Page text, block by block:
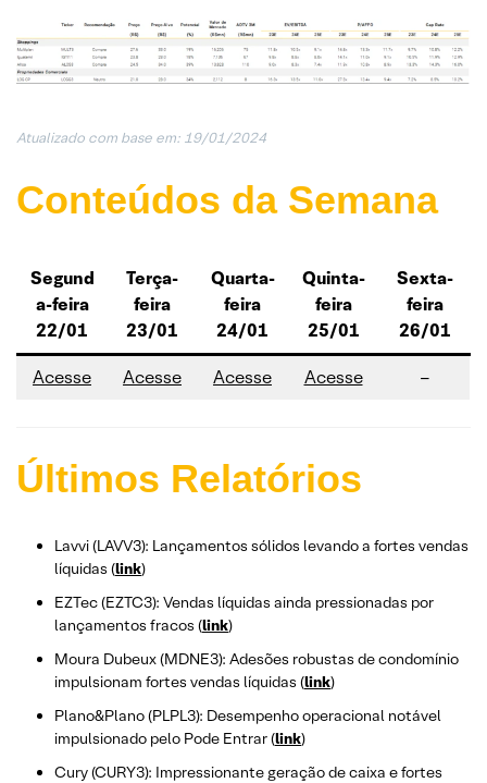
Atualizado com base em: 19/01/2024
Conteúdos da Semana
Segund
a-feira
22/01
Terça-
feira
23/01
Quarta-
feira
24/01
Quinta-
feira
25/01
Sexta-
feira
26/01
Acesse Acesse Acesse Acesse –
Últimos Relatórios
Lavvi (LAVV3): Lançamentos sólidos levando a fortes vendas
líquidas (link)
EZTec (EZTC3): Vendas líquidas ainda pressionadas por
lançamentos fracos (link)
Moura Dubeux (MDNE3): Adesões robustas de condomínio
impulsionam fortes vendas líquidas (link)
Plano&Plano (PLPL3): Desempenho operacional notável
impulsionado pelo Pode Entrar (link)
Cury (CURY3): Impressionante geração de caixa e fortes